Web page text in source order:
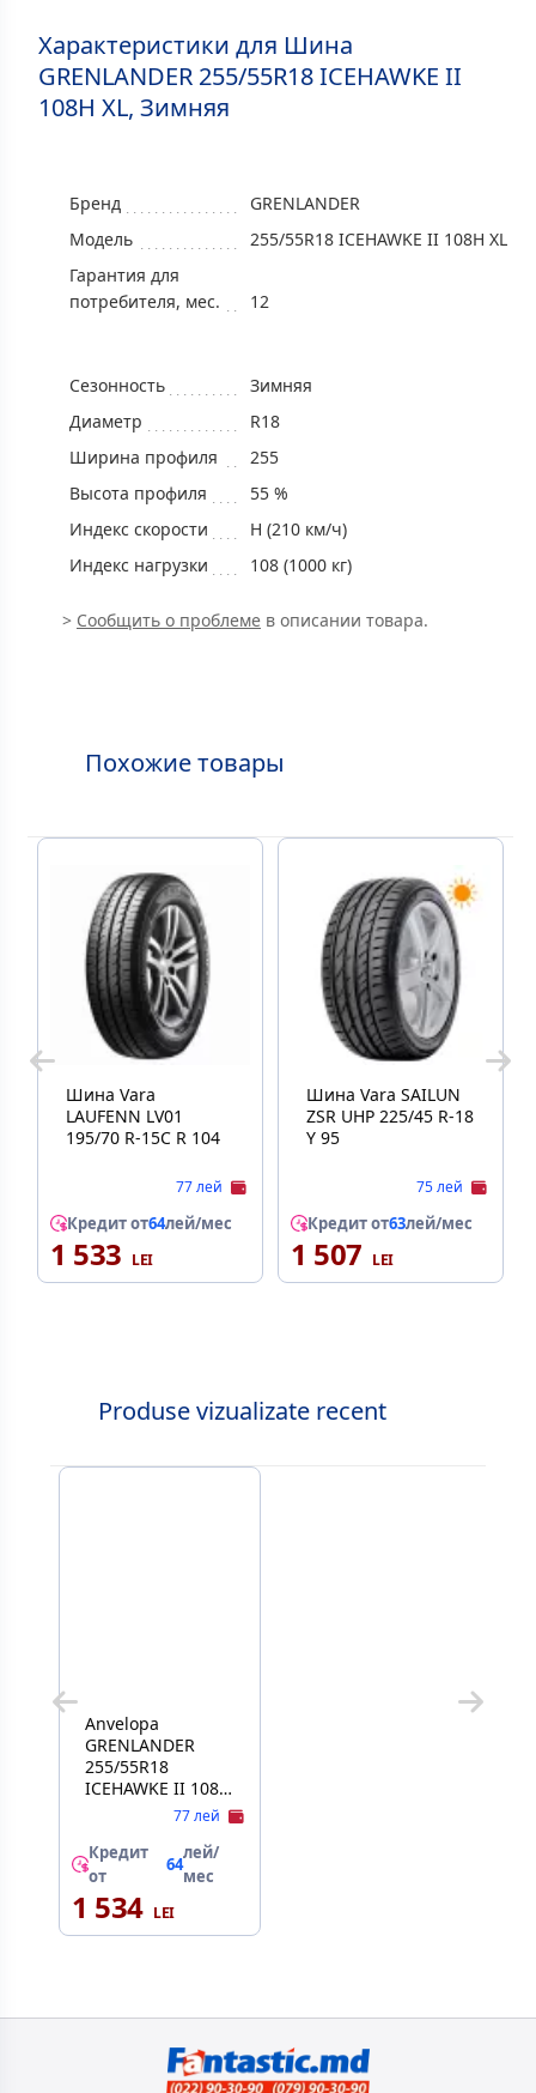
Характеристики для Шина
GRENLANDER 255/55R18 ICEHAWKE II
108H XL, Зимняя
Бренд
GRENLANDER
Модель
255/55R18 ICEHAWKE II 108H XL
Гарантия для
потребителя, мес.
12
Сезонность
Зимняя
Диаметр
R18
Ширина профиля
255
Высота профиля
55 %
Индекс скорости
H (210 км/ч)
Индекс нагрузки
108 (1000 кг)
> Сообщить о проблеме в описании товара.
Похожие товары
Шина Vara
LAUFENN LV01
195/70 R-15C R 104
77 лей
Кредит от64лей/мес
1 533
Шина Vara SAILUN
ZSR UHP 225/45 R-18
Y 95
75 лей
Кредит от63лей/мес
1 507
Produse vizualizate recent
Anvelopa
GRENLANDER
255/55R18
ICEHAWKE II 108H
77 лей
Кредит
от
64
лей/
мес
1 534